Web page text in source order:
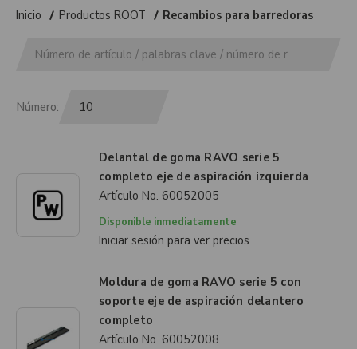
Inicio Productos ROOT Recambios para barredoras
Número:
Delantal de goma RAVO serie 5
completo eje de aspiración izquierda
Artículo No. 60052005
Disponible inmediatamente
Iniciar sesión para ver precios
Moldura de goma RAVO serie 5 con
soporte eje de aspiración delantero
completo
Artículo No. 60052008